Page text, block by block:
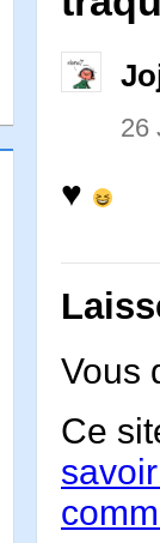
26
♥
Vous
Ce